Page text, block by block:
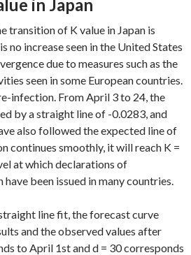
in Japan
transition of K value in Japan is
no increase seen in the United States
due to measures such as the
seen in some European countries.
infection. From April 3 to 24, the
by a straight line of -0.0283, and
also followed the expected line of
continues smoothly, it will reach K =
at which declarations of
been issued in many countries.
line fit, the forecast curve
and the observed values after
to April 1st and d = 30 corresponds